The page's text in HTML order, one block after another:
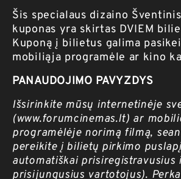
Šis specialaus dizaino
kuponas yra skirtas DVIEM
Kuponą į bilietus galima
mobiliąja programėle ar kino
PANAUDOJIMO PAVYZDYS
Išsirinkite mūsų internetinėje
(www.forumcinemas.lt) ar
programėlėje norimą filmą,
pereikite į bilietų pirkimo
automatiškai prisiregistravusius
prisijungusius vartotojus).